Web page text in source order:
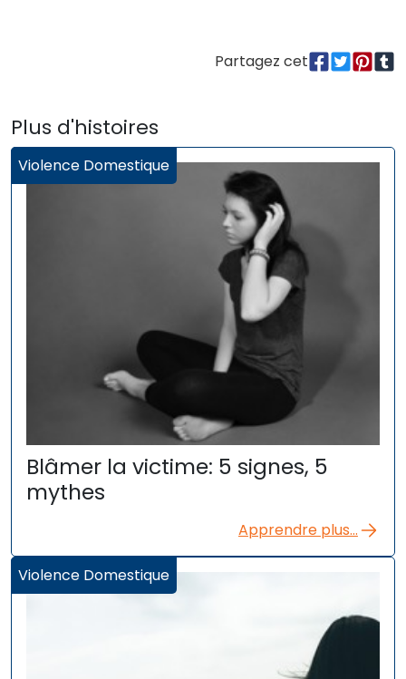
Partagez cet
Plus d'histoires
Violence Domestique
Blâmer la victime: 5 signes, 5
mythes
Apprendre plus...
Violence Domestique